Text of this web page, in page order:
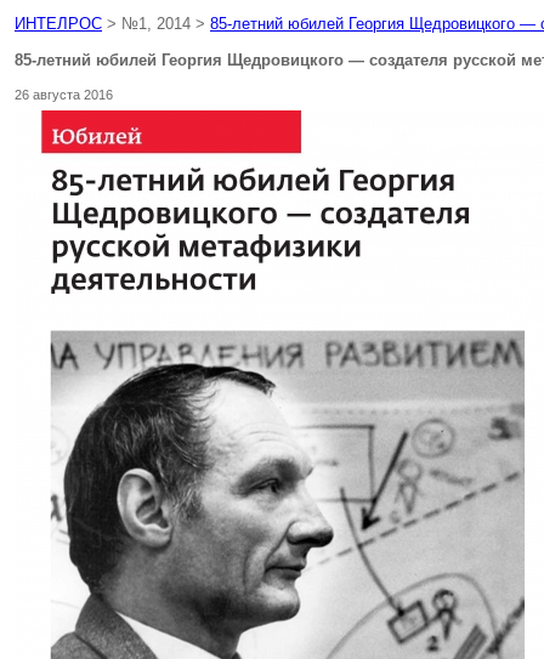
ИНТЕЛРОС > №1, 2014 > 85-летний юбилей Георгия Щедровицкого —
85-летний юбилей Георгия Щедровицкого — создателя русской
26 августа 2016